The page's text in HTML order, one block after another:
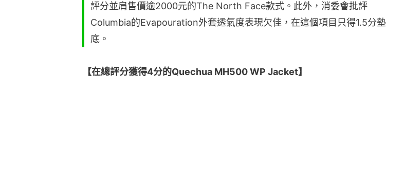
評分並肩售價逾2000元的The North Face款式。此外，消委會批評
Columbia的Evapouration外套透氣度表現欠佳，在這個項目只得1.5分墊
底。
【在總評分獲得4分的Quechua MH500 WP Jacket】